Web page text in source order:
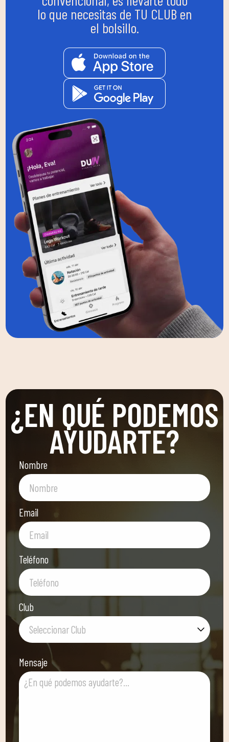
lo que necesitas de TU CLUB en
el bolsillo.
¿EN QUÉ PODEMOS
AYUDARTE?
Nombre
Email
Teléfono
Club
Seleccionar Club
Mensaje